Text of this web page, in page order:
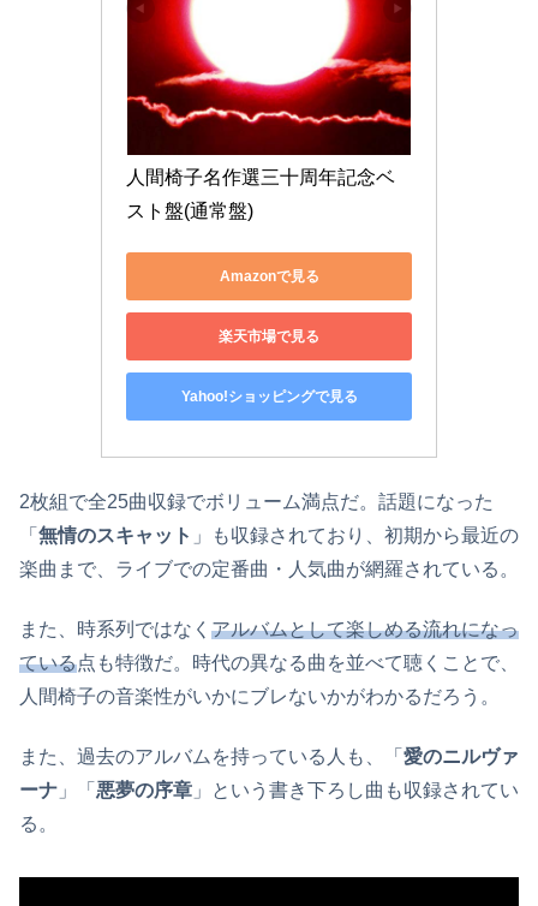
人間椅子名作選三十周年記念ベ
スト盤(通常盤)
Amazonで見る
楽天市場で見る
Yahoo!ショッピングで見る
2枚組で全25曲収録でボリューム満点だ。話題になった
「 無情のスキャット 」も収録されており、初期から最近の
楽曲まで、ライブでの定番曲・人気曲が網羅されている。
また、時系列ではなく アルバムとして楽しめる流れになっ
ている点も特徴だ。時代の異なる曲を並べて聴くことで、
人間椅子の音楽性がいかにブレないかがわかるだろう。
また、過去のアルバムを持っている人も、「 愛のニルヴァ
ーナ 」「 悪夢の序章 」という書き下ろし曲も収録されてい
る。